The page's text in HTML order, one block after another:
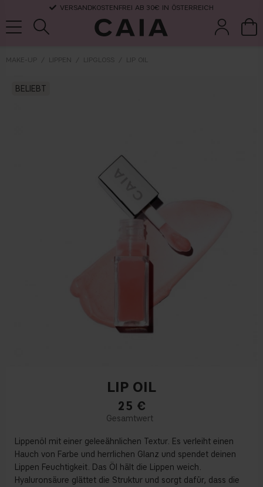
VERSANDKOSTENFREI AB 30€ IN ÖSTERREICH
MAKE-UP LIPPEN LIPGLOSS LIP OIL
BELIEBT
LIP OIL
25 €
Lippenöl mit einer geleeähnlichen Textur. Es verleiht einen
Hauch von Farbe und herrlichen Glanz und spendet deinen
Lippen Feuchtigkeit. Das Öl hält die Lippen weich.
Hyaluronsäure glättet die Struktur und sorgt dafür, dass die